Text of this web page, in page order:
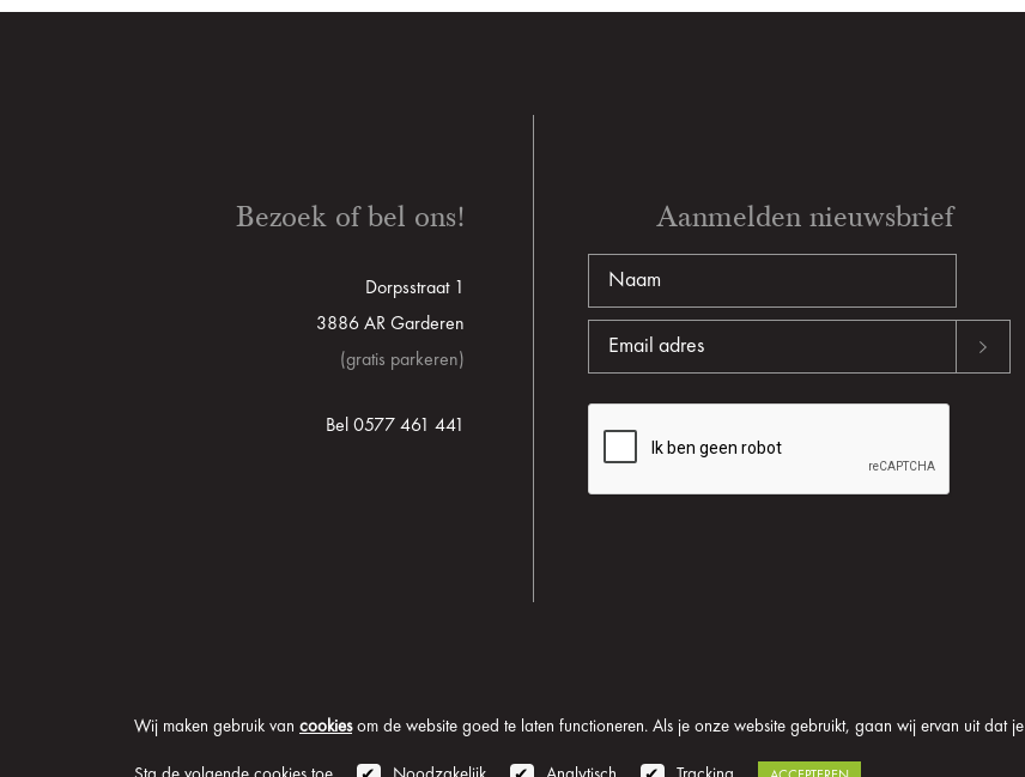
Wij maken gebruik van cookiesom de website goed te laten functioneren. Als je onze website gebruikt, gaan wij ervan uit dat
Aanmelden nieuwsbrief
Bezoek of bel ons!
Dorpsstraat 1
3886 AR Garderen
(gratis parkeren)
Bel 0577 461 441
© 2026 Onder de Lindeboom Algemene voorwaarden Disclaimer Privacy